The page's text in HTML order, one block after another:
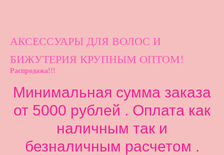
АКСЕССУАРЫ ДЛЯ ВОЛОС И
БИЖУТЕРИЯ КРУПНЫМ ОПТОМ!
Распродажа!!!
Минимальная сумма заказа
от 5000 рублей . Оплата как
наличным так и
безналичным расчетом .